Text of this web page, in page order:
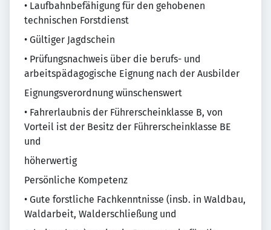
• Laufbahnbefähigung für den gehobenen
technischen Forstdienst
• Gültiger Jagdschein
• Prüfungsnachweis über die berufs- und
arbeitspädagogische Eignung nach der Ausbilder
Eignungsverordnung wünschenswert
• Fahrerlaubnis der Führerscheinklasse B, von
Vorteil ist der Besitz der Führerscheinklasse BE
und
höherwertig
Persönliche Kompetenz
• Gute forstliche Fachkenntnisse (insb. in Waldbau,
Waldarbeit, Walderschließung und